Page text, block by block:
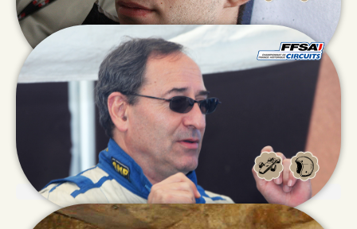
BradyBELTRAMELLI
FrançoisBUGAT